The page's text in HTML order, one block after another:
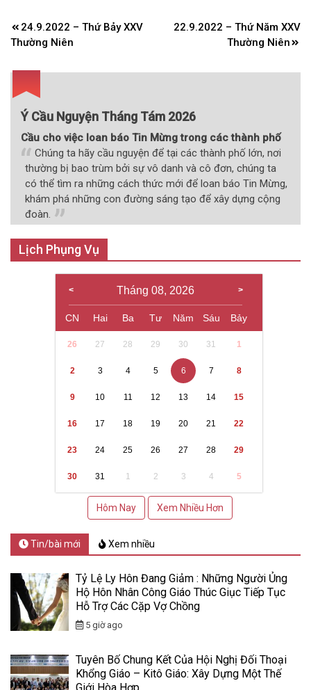
Điều
hướng
viết
24.9.2022 – Thứ Bảy XXV
Thường Niên
22.9.2022 – Thứ Năm XXV
Thường Niên
Ý Cầu Nguyện Tháng Tám 2026
Cầu cho việc loan báo Tin Mừng trong các thành phố
Chúng ta hãy cầu nguyện để tại các thành phố lớn, nơi
thường bị bao trùm bởi sự vô danh và cô đơn, chúng ta
có thể tìm ra những cách thức mới để loan báo Tin Mừng,
khám phá những con đường sáng tạo để xây dựng cộng
đoàn.
Lịch Phụng Vụ
Tháng 08, 2026
CN Hai Ba Tư Năm Sáu Bảy
26 27 28 29 30 31 1
2 3 4 5 6 7 8
9 10 11 12 13 14 15
16 17 18 19 20 21 22
23 24 25 26 27 28 29
30 31 1 2 3 4 5
Hôm Nay Xem Nhiều Hơn
Tin/bài mới Xem nhiều
Tỷ Lệ Ly Hôn Đang Giảm : Những Người Ủng
Hộ Hôn Nhân Công Giáo Thúc Giục Tiếp Tục
Hỗ Trợ Các Cặp Vợ Chồng
5 giờ ago
Tuyên Bố Chung Kết Của Hội Nghị Đối Thoại
Khổng Giáo – Kitô Giáo: Xây Dựng Một Thế
Giới Hòa Hợp